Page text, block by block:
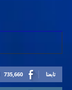
735,660 تابعنا